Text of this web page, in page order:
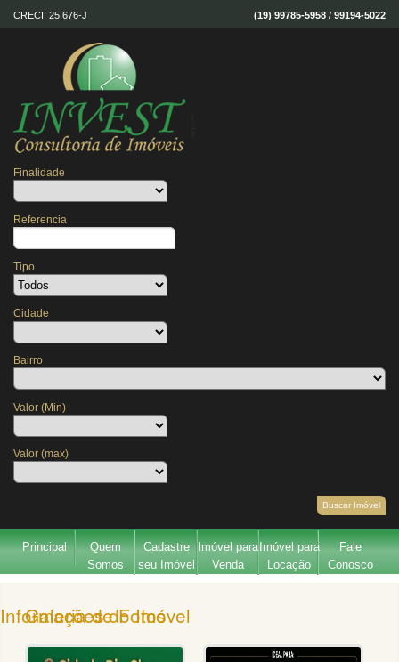
CRECI: 25.676-J (19) 99785-5958 / 99194-5022
Finalidade
Referencia
Tipo
Cidade
Bairro
Valor (Min)
Valor (max)
Buscar Imóvel
Principal
Quem
Somos
Cadastre
seu Imóvel
Imóvel para
Venda
Imóvel para
Locação
Fale
Conosco
Informações do Imóvel
Galeria de Fotos